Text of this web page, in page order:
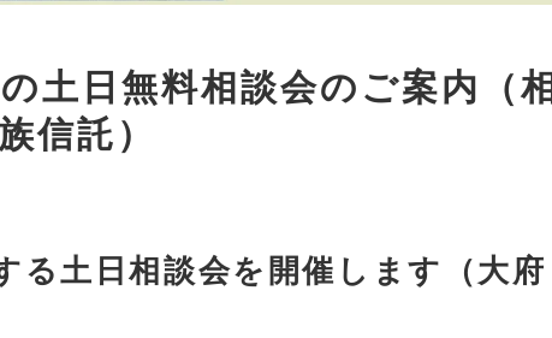
土日無料相談会のご案内（相
信託）
る土日相談会を開催します（大府